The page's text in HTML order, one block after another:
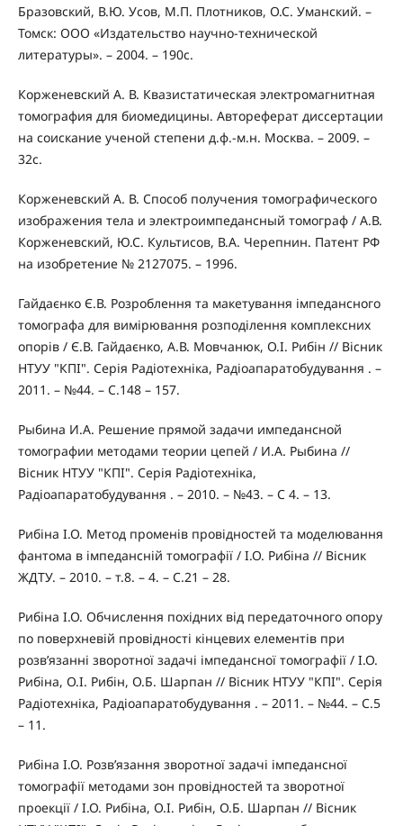
Бразовский, В.Ю. Усов, М.П. Плотников, О.С. Уманский. –
Томск: ООО «Издательство научно-технической
литературы». – 2004. – 190с.
Корженевский А. В. Квазистатическая электромагнитная
томография для биомедицины. Автореферат диссертации
на соискание ученой степени д.ф.-м.н. Москва. – 2009. –
32c.
Корженевский А. В. Способ получения томографического
изображения тела и электроимпедансный томограф / А.В.
Корженевский, Ю.С. Культисов, В.А. Черепнин. Патент РФ
на изобретение № 2127075. – 1996.
Гайдаєнко Є.В. Розроблення та макетування імпедансного
томографа для вимірювання розподілення комплексних
опорів / Є.В. Гайдаєнко, А.В. Мовчанюк, О.І. Рибін // Вісник
НТУУ "КПІ". Серія Радіотехніка, Радіоапаратобудування . –
2011. – №44. – С.148 – 157.
Рыбина И.А. Решение прямой задачи импедансной
томографии методами теории цепей / И.А. Рыбина //
Вісник НТУУ "КПІ". Серія Радіотехніка,
Радіоапаратобудування . – 2010. – №43. – С 4. – 13.
Рибіна І.О. Метод променів провідностей та моделювання
фантома в імпедансній томографії / І.О. Рибіна // Вісник
ЖДТУ. – 2010. – т.8. – 4. – С.21 – 28.
Рибіна І.О. Обчислення похідних від передаточного опору
по поверхневій провідності кінцевих елементів при
розв’язанні зворотної задачі імпедансної томографії / І.О.
Рибіна, О.І. Рибін, О.Б. Шарпан // Вісник НТУУ "КПІ". Серія
Радіотехніка, Радіоапаратобудування . – 2011. – №44. – С.5
– 11.
Рибіна І.О. Розв’язання зворотної задачі імпедансної
томографії методами зон провідностей та зворотної
проекції / І.О. Рибіна, О.І. Рибін, О.Б. Шарпан // Вісник